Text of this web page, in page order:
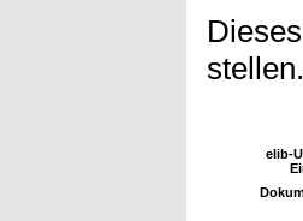
stellen.
elib-